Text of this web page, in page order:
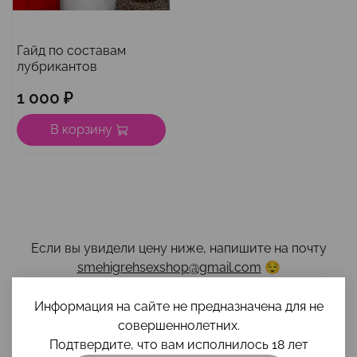
Гайд по составам
лубрикантов
1 000 ₽
В корзину
Если вы увидели цену ниже, напишите на почту
smehigrehsexshop@gmail.com 😌
Отзывы
Информация на сайте не предназначена для не
совершеннолетних.
Подтвердите, что вам исполнилось 18 лет